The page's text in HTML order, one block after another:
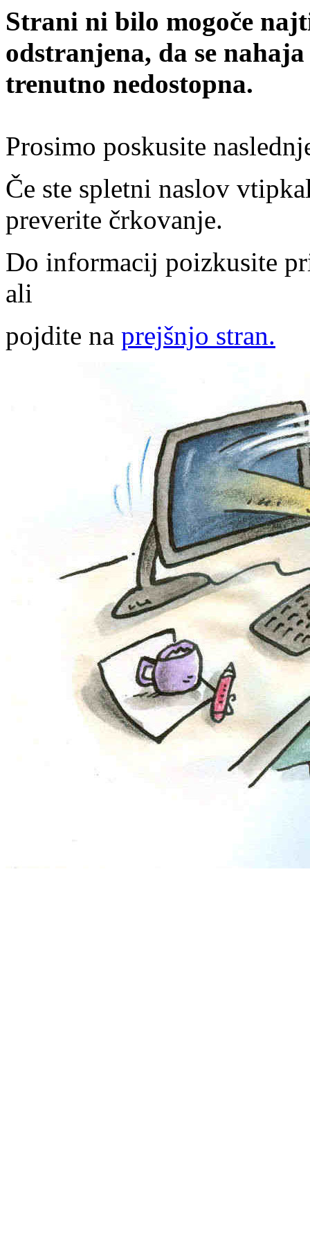
Strani ni bilo mogoče
odstranjena, da se
trenutno nedostopna.
Prosimo poskusite
Če ste spletni naslov
preverite črkovanje.
Do informacij poizkusite
ali
pojdite na prejšnjo stran.